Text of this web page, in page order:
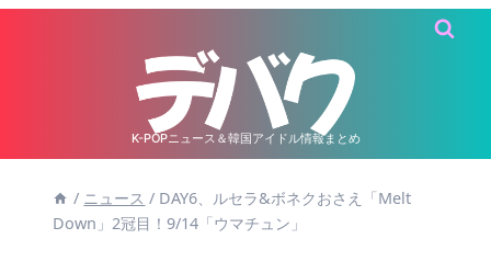
K-POPニュース＆韓国アイドル情報まとめ
/ ニュース / DAY6、ルセラ&ボネクおさえ「Melt
Down」2冠目！9/14「ウマチュン」